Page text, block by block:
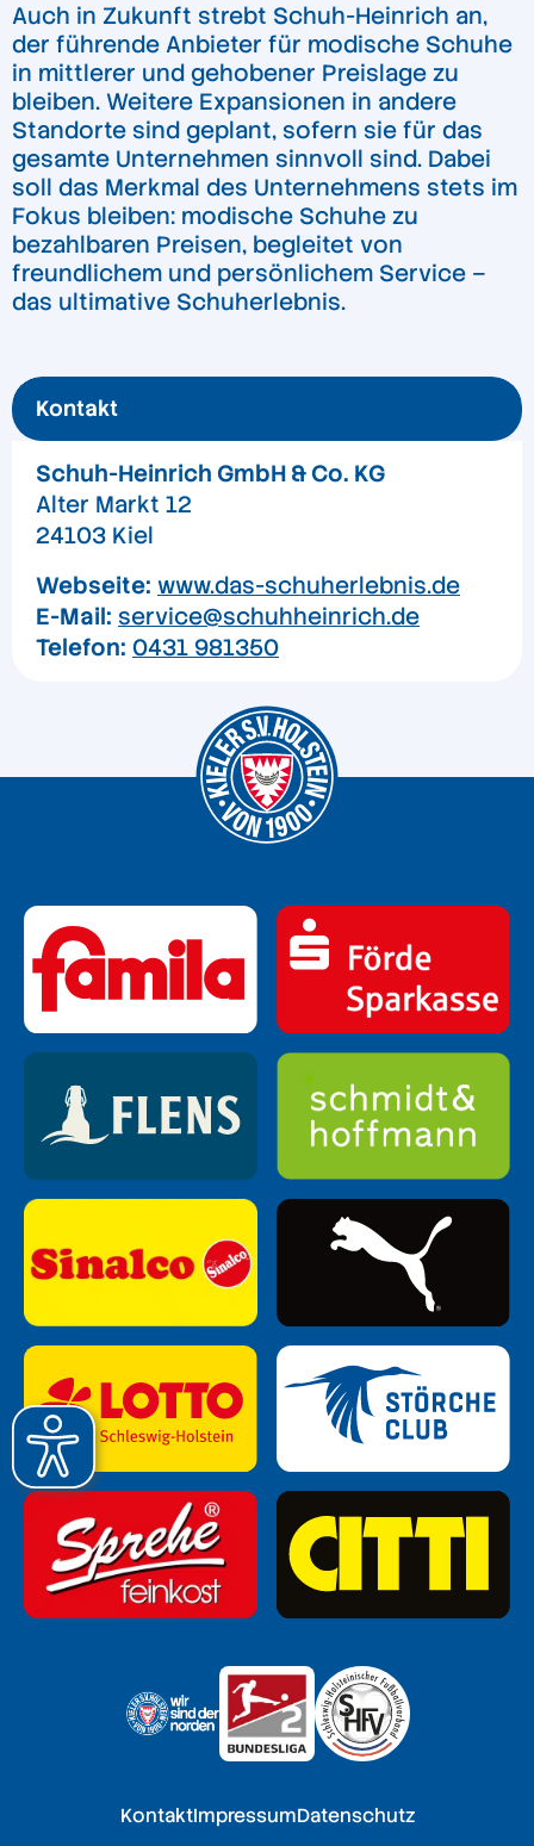
Auch in Zukunft strebt Schuh-Heinrich an,
der führende Anbieter für modische Schuhe
in mittlerer und gehobener Preislage zu
bleiben. Weitere Expansionen in andere
Standorte sind geplant, sofern sie für das
gesamte Unternehmen sinnvoll sind. Dabei
soll das Merkmal des Unternehmens stets im
Fokus bleiben: modische Schuhe zu
bezahlbaren Preisen, begleitet von
freundlichem und persönlichem Service –
das ultimative Schuherlebnis.
Kontakt
Schuh-Heinrich GmbH & Co. KG
Alter Markt 12
24103 Kiel
Webseite: www.das-schuherlebnis.de
E-Mail: service@schuhheinrich.de
Telefon: 0431 981350
KontaktImpressumDatenschutz